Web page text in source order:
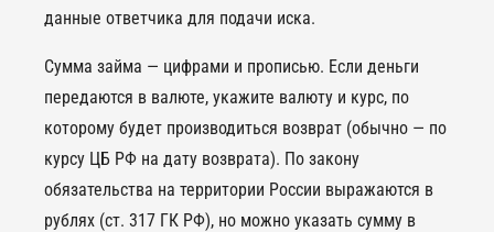
данные ответчика для подачи иска.
Сумма займа — цифрами и прописью. Если деньги
передаются в валюте, укажите валюту и курс, по
которому будет производиться возврат (обычно — по
курсу ЦБ РФ на дату возврата). По закону
обязательства на территории России выражаются в
рублях (ст. 317 ГК РФ), но можно указать сумму в